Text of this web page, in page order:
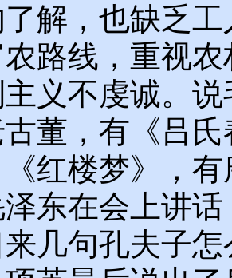
解，也缺乏
路线，重视
义不虔诚。
董，有《吕
红楼梦》，
东在会上讲
几句孔夫子